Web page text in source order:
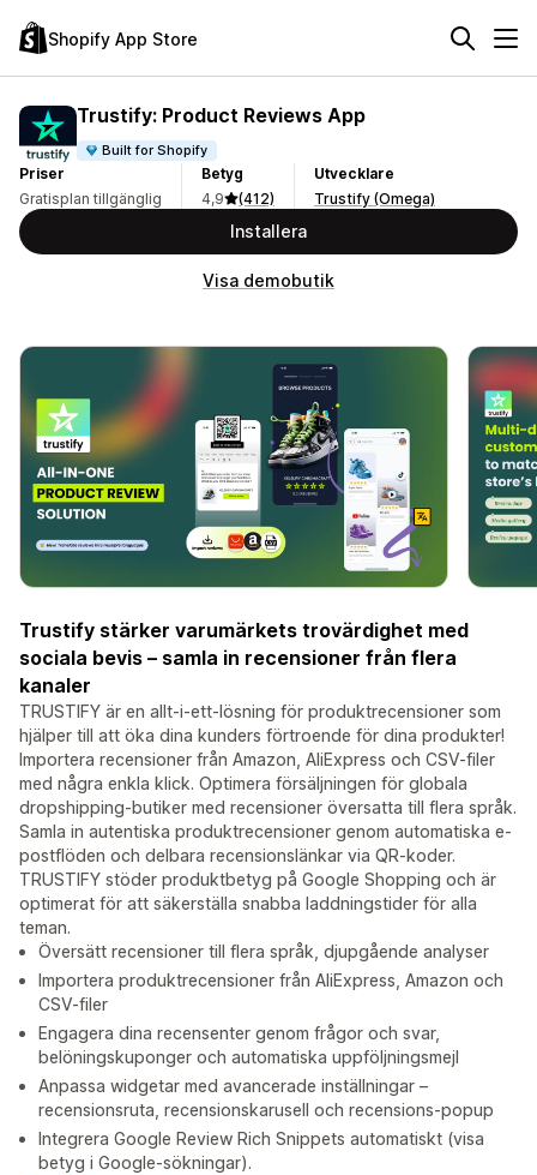
Shopify App Store
Trustify: Product Reviews App
Built for Shopify
Priser
Gratisplan tillgänglig
Betyg
4,9
(412)
Utvecklare
Trustify (Omega)
Installera
Visa demobutik
Trustify stärker varumärkets trovärdighet med
sociala bevis – samla in recensioner från flera
kanaler
TRUSTIFY är en allt-i-ett-lösning för produktrecensioner som
hjälper till att öka dina kunders förtroende för dina produkter!
Importera recensioner från Amazon, AliExpress och CSV-filer
med några enkla klick. Optimera försäljningen för globala
dropshipping-butiker med recensioner översatta till flera språk.
Samla in autentiska produktrecensioner genom automatiska e-
postflöden och delbara recensionslänkar via QR-koder.
TRUSTIFY stöder produktbetyg på Google Shopping och är
optimerat för att säkerställa snabba laddningstider för alla
teman.
Översätt recensioner till flera språk, djupgående analyser
Importera produktrecensioner från AliExpress, Amazon och
CSV-filer
Engagera dina recensenter genom frågor och svar,
belöningskuponger och automatiska uppföljningsmejl
Anpassa widgetar med avancerade inställningar –
recensionsruta, recensionskarusell och recensions-popup
Integrera Google Review Rich Snippets automatiskt (visa
betyg i Google-sökningar).